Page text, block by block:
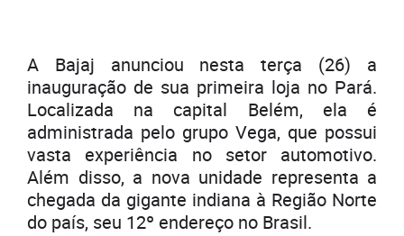
A Bajaj anunciou nesta terça (26) a
inauguração de sua primeira loja no Pará.
Localizada na capital Belém, ela é
administrada pelo grupo Vega, que possui
vasta experiência no setor automotivo.
Além disso, a nova unidade representa a
chegada da gigante indiana à Região Norte
do país, seu 12º endereço no Brasil.